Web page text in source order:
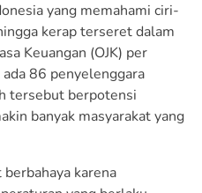
yang memahami ciri-
kerap terseret dalam
Keuangan (OJK) per
86 penyelenggara
tersebut berpotensi
banyak masyarakat yang
karena